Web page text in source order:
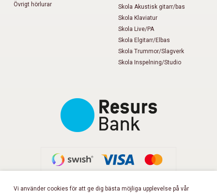
Övrigt hörlurar
Skola Akustisk gitarr/bas
Skola Klaviatur
Skola Live/PA
Skola Elgitarr/Elbas
Skola Trummor/Slagverk
Skola Inspelning/Studio
Vi använder cookies för att ge dig bästa möjliga upplevelse på vår